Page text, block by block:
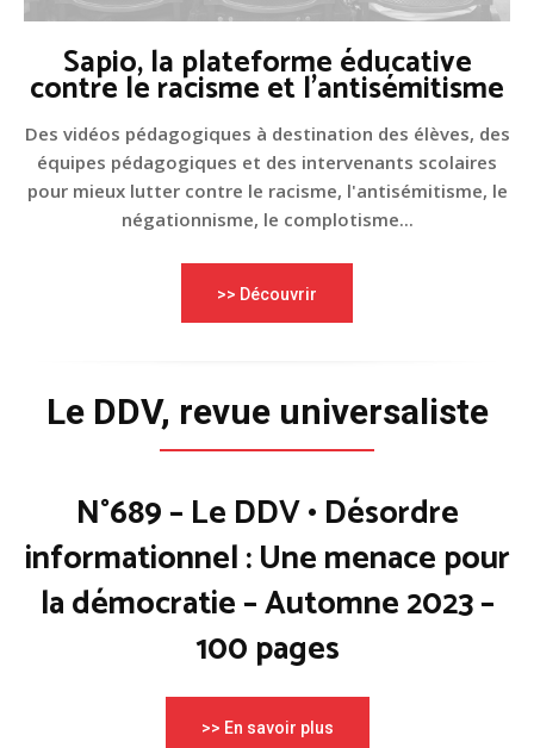
Sapio, la plateforme éducative
contre le racisme et l'antisémitisme
Des vidéos pédagogiques à destination des élèves, des
équipes pédagogiques et des intervenants scolaires
pour mieux lutter contre le racisme, l'antisémitisme, le
négationnisme, le complotisme...
>> Découvrir
Le DDV, revue universaliste
N°689 – Le DDV • Désordre
informationnel : Une menace pour
la démocratie – Automne 2023 –
100 pages
>> En savoir plus